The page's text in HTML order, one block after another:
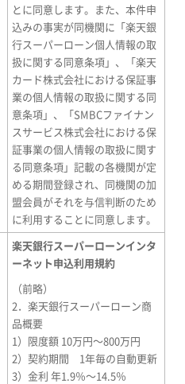
とに同意します。また、本件申
込みの事実が同機関に「楽天銀
行スーパーローン個人情報の取
扱に関する同意条項」、「楽天
カード株式会社における保証事
業の個人情報の取扱に関する同
意条項」、「SMBCファイナン
スサービス株式会社における保
証事業の個人情報の取扱に関す
る同意条項」記載の各機関が定
める期間登録され、同機関の加
盟会員がそれを与信判断のため
に利用することに同意します。
楽天銀行スーパーローンインタ
ーネット申込利用規約
（前略）
2．楽天銀行スーパーローン商
品概要
1）限度額 10万円～800万円
2）契約期間 1年毎の自動更新
3）金利 年1.9％～14.5％